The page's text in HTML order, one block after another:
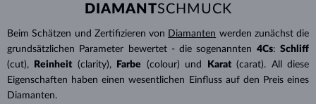
DIAMANTSCHMUCK
Beim Schätzen und Zertifizieren von Diamanten werden zunächst die
grundsätzlichen Parameter bewertet - die sogenannten 4Cs: Schliff
(cut),
Reinheit (clarity), Farbe (colour) und Karat (carat). All diese
Eigenschaften haben einen wesentlichen Einfluss auf den Preis eines
Diamanten.